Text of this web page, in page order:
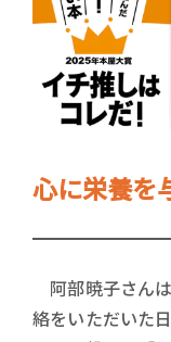
心に栄養を
阿部暁子さん
絡をいただいた